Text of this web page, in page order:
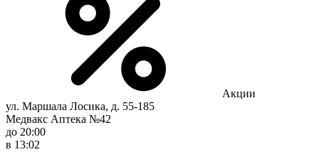
Акции
ул. Маршала Лосика, д. 55-185
Медвакс Аптека №42
до 20:00
в 13:02